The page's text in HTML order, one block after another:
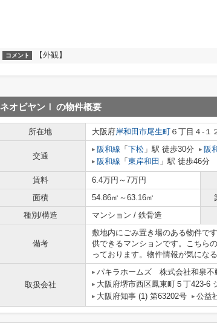
コメント 【外観】
ネオビヤンⅠ の物件概要
所在地 大阪府岸和田市尾生町 ６丁目４-１
交通
阪和線 「 下松 」駅 徒歩30分 阪
阪和線 「 東岸和田 」駅 徒歩46分
賃料 6.4万円～7万円
面積
54.86㎡～63.16㎡
種別/構造
マンション / 鉄骨造
備考
敷地内にごみ置き場のある物件で
供できるマンションです。こちら
っております。物件情報が気にな
取扱会社
パキラホームズ 株式会社和泉不
大阪府堺市西区鳳東町５丁423-6
大阪府知事 (1) 第63202号
公益